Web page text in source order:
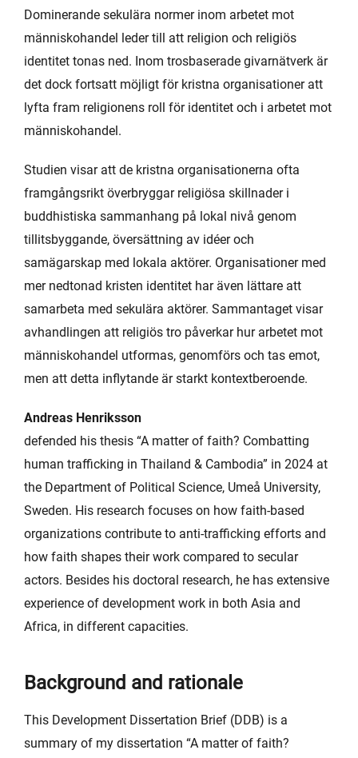
Dominerande sekulära normer inom arbetet mot
människohandel leder till att religion och religiös
identitet tonas ned. Inom trosbaserade givarnätverk är
det dock fortsatt möjligt för kristna organisationer att
lyfta fram religionens roll för identitet och i arbetet mot
människohandel.
Studien visar att de kristna organisationerna ofta
framgångsrikt överbryggar religiösa skillnader i
buddhistiska sammanhang på lokal nivå genom
tillitsbyggande, översättning av idéer och
samägarskap med lokala aktörer. Organisationer med
mer nedtonad kristen identitet har även lättare att
samarbeta med sekulära aktörer. Sammantaget visar
avhandlingen att religiös tro påverkar hur arbetet mot
människohandel utformas, genomförs och tas emot,
men att detta inflytande är starkt kontextberoende.
Andreas Henriksson
defended his thesis “A matter of faith? Combatting
human trafficking in Thailand & Cambodia” in 2024 at
the Department of Political Science, Umeå University,
Sweden. His research focuses on how faith-based
organizations contribute to anti‑trafficking efforts and
how faith shapes their work compared to secular
actors. Besides his doctoral research, he has extensive
experience of development work in both Asia and
Africa, in different capacities.
Background and rationale
This Development Dissertation Brief (DDB) is a
summary of my dissertation “A matter of faith?